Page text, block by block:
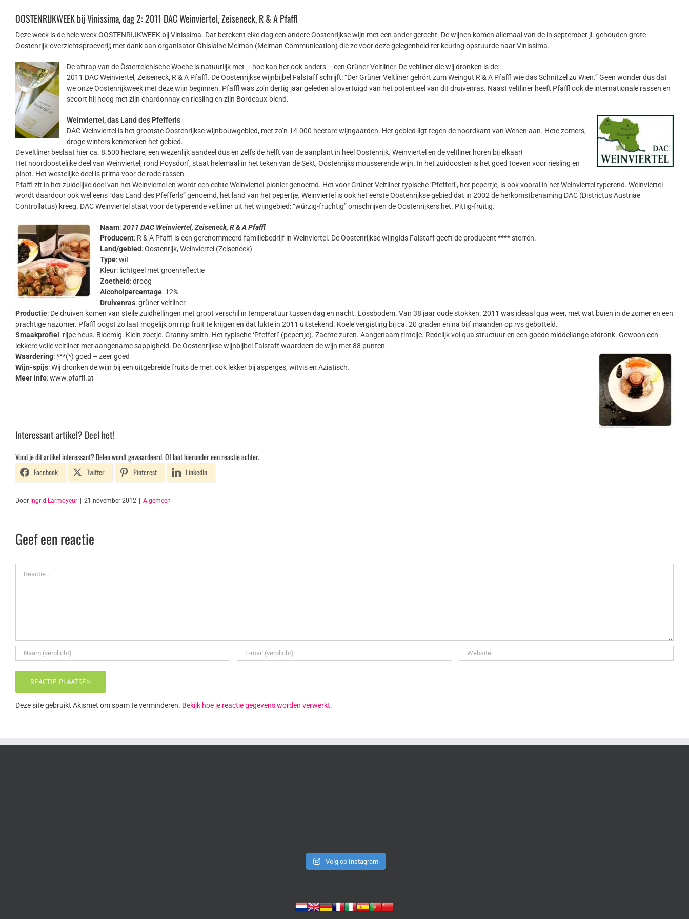
OOSTENRIJKWEEK bij Vinissima, dag 2: 2011 DAC Weinviertel, Zeiseneck, R & A Pfaffl
Deze week is de hele week OOSTENRIJKWEEK bij Vinissima. Dat betekent elke dag een andere Oostenrijkse wijn met een ander gerecht. De wijnen komen allemaal van de in september jl. gehouden grote
Oostenrijk-overzichtsproeverij; met dank aan organisator Ghislaine Melman (Melman Communication) die ze voor deze gelegenheid ter keuring opstuurde naar Vinissima.
De aftrap van de Österreichische Woche is natuurlijk met – hoe kan het ook anders – een Grüner Veltliner. De veltliner die wij dronken is de:
2011 DAC Weinviertel, Zeiseneck, R & A Pfaffl. De Oostenrijkse wijnbijbel Falstaff schrijft: “Der Grüner Veltliner gehört zum Weingut R & A Pfaffl wie das Schnitzel zu Wien.” Geen wonder dus dat
we onze Oostenrijkweek met deze wijn beginnen. Pfaffl was zo’n dertig jaar geleden al overtuigd van het potentieel van dit druivenras. Naast veltliner heeft Pfaffl ook de internationale rassen en
scoort hij hoog met zijn chardonnay en riesling en zijn Bordeaux-blend.
Weinviertel, das Land des Pfefferls
DAC Weinviertel is het grootste Oostenrijkse wijnbouwgebied, met zo’n 14.000 hectare wijngaarden. Het gebied ligt tegen de noordkant van Wenen aan. Hete zomers,
droge winters kenmerken het gebied.
De veltliner beslaat hier ca. 8.500 hectare, een wezenlijk aandeel dus en zelfs de helft van de aanplant in heel Oostenrijk. Weinviertel en de veltliner horen bij elkaar!
Het noordoostelijke deel van Weinviertel, rond Poysdorf, staat helemaal in het teken van de Sekt, Oostenrijks mousserende wijn. In het zuidoosten is het goed toeven voor riesling en
pinot. Het westelijke deel is prima voor de rode rassen.
Pfaffl zit in het zuidelijke deel van het Weinviertel en wordt een echte Weinviertel-pionier genoemd. Het voor Grüner Veltliner typische ‘Pfefferl’, het pepertje, is ook vooral in het Weinviertel typerend. Weinviertel
wordt daardoor ook wel eens “das Land des Pfefferls” genoemd, het land van het pepertje. Weinviertel is ook het eerste Oostenrijkse gebied dat in 2002 de herkomstbenaming DAC (Districtus Austriae
Controllatus) kreeg. DAC Weinviertel staat voor de typerende veltliner uit het wijngebied: “würzig-fruchtig” omschrijven de Oostenrijkers het. Pittig-fruitig.
Naam:2011 DAC Weinviertel, Zeiseneck, R & A Pfaffl
Producent: R & A Pfaffl is een gerenommeerd familiebedrijf in Weinviertel. De Oostenrijkse wijngids Falstaff geeft de producent **** sterren.
Land/gebied: Oostenrijk, Weinviertel (Zeiseneck)
Type: wit
Kleur: lichtgeel met groenreflectie
Zoetheid: droog
Alcoholpercentage: 12%
Druivenras: grüner veltliner
Productie: De druiven komen van steile zuidhellingen met groot verschil in temperatuur tussen dag en nacht. Lössbodem. Van 38 jaar oude stokken. 2011 was ideaal qua weer, met wat buien in de zomer en een
prachtige nazomer. Pfaffl oogst zo laat mogelijk om rijp fruit te krijgen en dat lukte in 2011 uitstekend. Koele vergisting bij ca. 20 graden en na bijf maanden op rvs gebotteld.
Smaakprofiel : rijpe neus. Bloemig. Klein zoetje. Granny smith. Het typische ‘Pfefferl’ (pepertje). Zachte zuren. Aangenaam tintelje. Redelijk vol qua structuur en een goede middellange afdronk. Gewoon een
lekkere volle veltliner met aangename sappigheid. De Oostenrijkse wijnbijbel Falstaff waardeert de wijn met 88 punten.
Waardering: ***(*) goed – zeer goed
Wijn-spijs: Wij dronken de wijn bij een uitgebreide fruits de mer. ook lekker bij asperges, witvis en Aziatisch.
Meer info: www.pfaffl.at
Interessant artikel? Deel het!
Vond je dit artikel interessant? Delen wordt gewaardeerd. Of laat hieronder een reactie achter.
Facebook
Twitter Pinterest LinkedIn
Door Ingrid Larmoyeur 21 november 2012 Algemeen
Geef een reactie
Deze site gebruikt Akismet om spam te verminderen. Bekijk hoe je reactie gegevens worden verwerkt.
Volg op Instagram